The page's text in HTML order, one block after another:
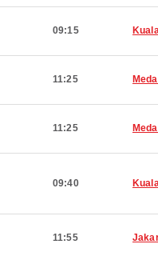
09:15
11:25
11:25
09:40
11:55